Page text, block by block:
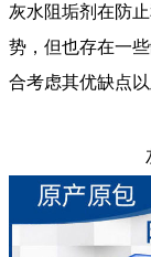
灰水阻垢剂在防
势，但也存在一
合考虑其优缺点